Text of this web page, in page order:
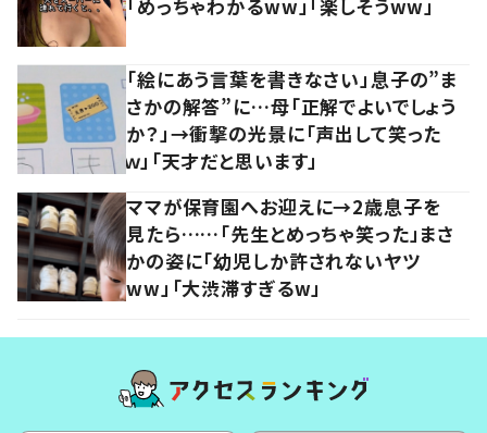
「めっちゃわかるww」「楽しそうww」
「絵にあう言葉を書きなさい」息子の”ま
さかの解答”に…母「正解でよいでしょう
か？」→衝撃の光景に「声出して笑った
ｗ」「天才だと思います」
ママが保育園へお迎えに→2歳息子を
見たら……「先生とめっちゃ笑った」まさ
かの姿に「幼児しか許されないヤツ
ww」「大渋滞すぎるw」